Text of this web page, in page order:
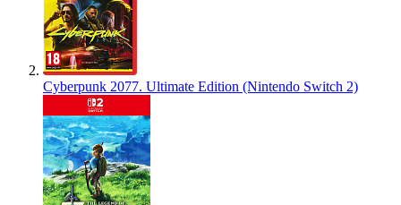
Cyberpunk 2077. Ultimate Edition (Nintendo Switch 2)